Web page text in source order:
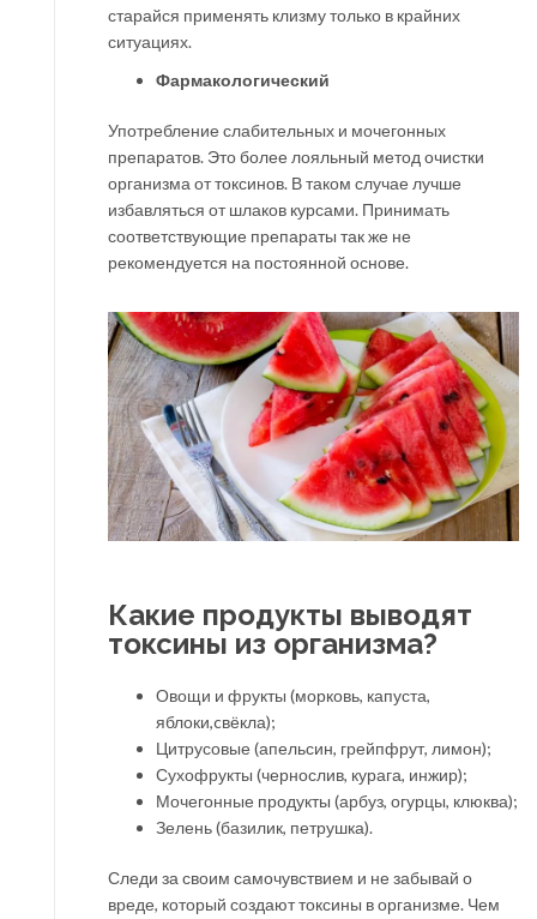
старайся применять клизму только в крайних
ситуациях.
Фармакологический
Употребление слабительных и мочегонных
препаратов. Это более лояльный метод очистки
организма от токсинов. В таком случае лучше
избавляться от шлаков курсами. Принимать
соответствующие препараты так же не
рекомендуется на постоянной основе.
Какие продукты выводят
токсины из организма?
Овощи и фрукты (морковь, капуста,
яблоки,cвёкла);
Цитрусовые (апельсин, грейпфрут, лимон);
Сухофрукты (чернослив, курага, инжир);
Мочегонные продукты (арбуз, огурцы, клюква);
Зелень (базилик, петрушка).
Следи за своим самочувствием и не забывай о
вреде, который создают токсины в организме. Чем